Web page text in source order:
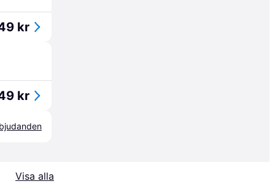
kr
kr
Visa alla